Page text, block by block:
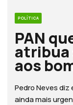
POLÍTICA
PAN
atribua
aos
Pedro Neves
ainda mais